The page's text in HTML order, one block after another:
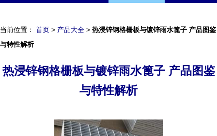
当前位置： 首页 > 产品大全 > 热浸锌钢格栅板与镀锌雨水篦子 产品图鉴
与特性解析
热浸锌钢格栅板与镀锌雨水篦子 产品图鉴
与特性解析